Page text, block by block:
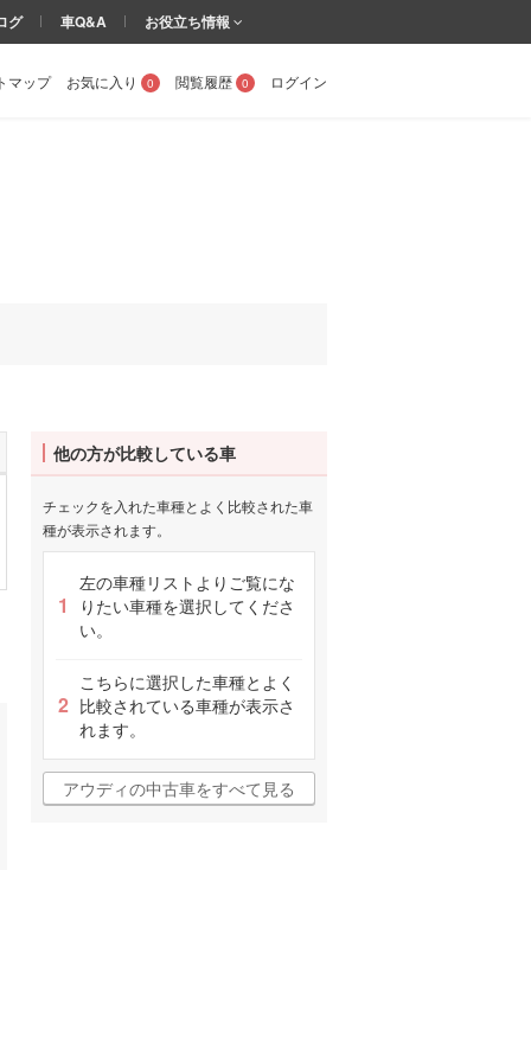
マップ お気に入り 0 閲覧履歴 0 ログイン
グ 車Q&A お役立ち情報
他の方が比較している車
チェックを入れた車種とよく比較された車
種が表示されます。
左の車種リストよりご覧にな
りたい車種を選択してくださ
い。
こちらに選択した車種とよく
比較されている車種が表示さ
れます。
アウディの中古車をすべて見る